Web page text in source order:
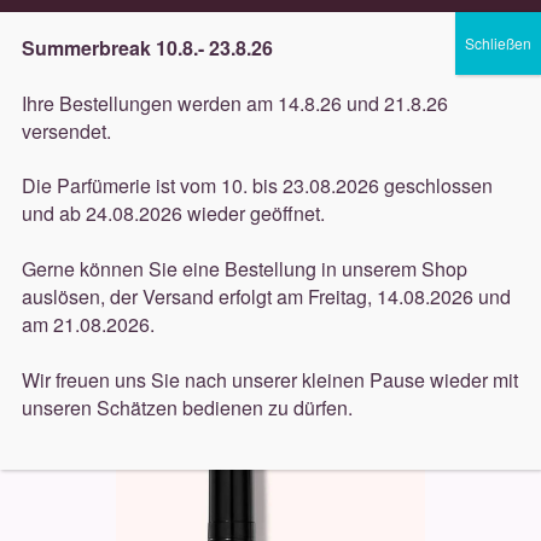
Lieferung innerhalb 3 Werktagen
Navigation
springen
Inhalt
springen
Düfte
öffnen
öffnen
Dekorative
Accessoires
öffnen
Start Dekorative By Terry (Dekorative)
Summerbreak 10.8.- 23.8.26
Ihre Bestellungen werden am 14.8.26 und 21.8.26
versendet.
Die Parfümerie ist vom 10. bis 23.08.2026 geschlossen
und ab 24.08.2026 wieder geöffnet.
Gerne können Sie eine Bestellung in unserem Shop
auslösen, der Versand erfolgt am Freitag, 14.08.2026 und
am 21.08.2026.
Wir freuen uns Sie nach unserer kleinen Pause wieder mit
unseren Schätzen bedienen zu dürfen.